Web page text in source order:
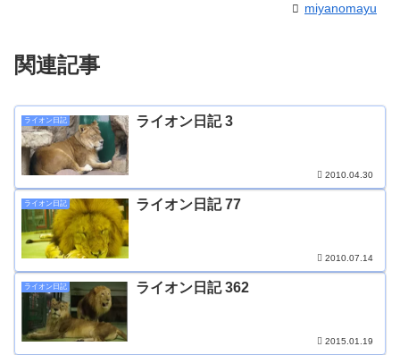
miyanomayu
関連記事
ライオン日記 ライオン日記 3
2010.04.30
ライオン日記 ライオン日記 77
2010.07.14
ライオン日記 ライオン日記 362
2015.01.19